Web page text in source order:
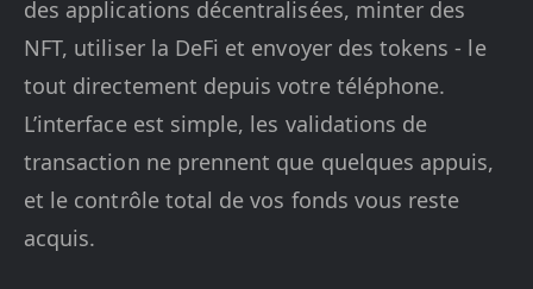
des applications décentralisées, minter des
NFT, utiliser la DeFi et envoyer des tokens - le
tout directement depuis votre téléphone.
L’interface est simple, les validations de
transaction ne prennent que quelques appuis,
et le contrôle total de vos fonds vous reste
acquis.